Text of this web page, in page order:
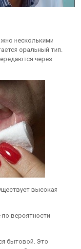
несколькими
оральный тип.
через
высокая
вероятности
бытовой. Это